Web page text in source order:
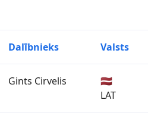
Dalībnieks Valsts
Gints Cirvelis
🇱🇻
LAT